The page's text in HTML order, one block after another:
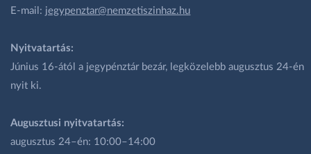
E-mail: jegypenztar@nemzetiszinhaz.hu
Nyitvatartás:
Június 16-ától a jegypénztár bezár, legközelebb augusztus 24-én
nyit ki.
Augusztusi nyitvatartás:
augusztus 24–én: 10:00–14:00